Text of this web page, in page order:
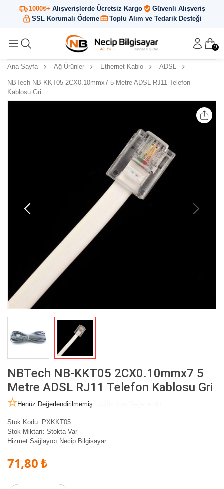
1000₺+ Alışverişlerde Ücretsiz Kargo
Güvenli Alışveriş
SSL Korumalı Ödeme
Toplu Alım ve Tedarik Desteği
0
Ana Sayfa Ağ Ürünler Ethernet Kablo ADSL
NBTech NB-KKT05 2CX0.10mmx7 5 Metre ADSL RJ11 Telefon
Kablosu Gri
NBTech NB-KKT05 2CX0.10mmx7 5
Metre ADSL RJ11 Telefon Kablosu Gri
Henüz Değerlendirilmemiş
Stok Kodu: PXKKT05
Stok Miktarı: Stokta Var
Hizmet Sağlayıcı: Necip Bilgisayar
71,80 ₺